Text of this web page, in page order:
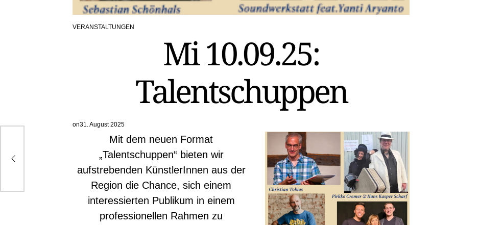
POSTED
VERANSTALTUNGEN
Mi 10.09.25:
Talentschuppen
on31. August 2025
Mit dem neuen Format
„Talentschuppen“ bieten wir
aufstrebenden KünstlerInnen aus der
Region die Chance, sich einem
interessierten Publikum in einem
professionellen Rahmen zu